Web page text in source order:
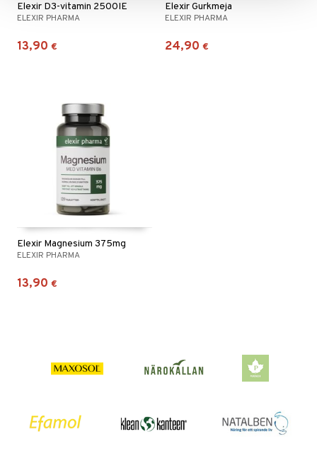
Elexir D3-vitamin 2500IE
ELEXIR PHARMA
13,90 €
Elexir Gurkmeja
ELEXIR PHARMA
24,90 €
Elexir Magnesium 375mg
ELEXIR PHARMA
13,90 €